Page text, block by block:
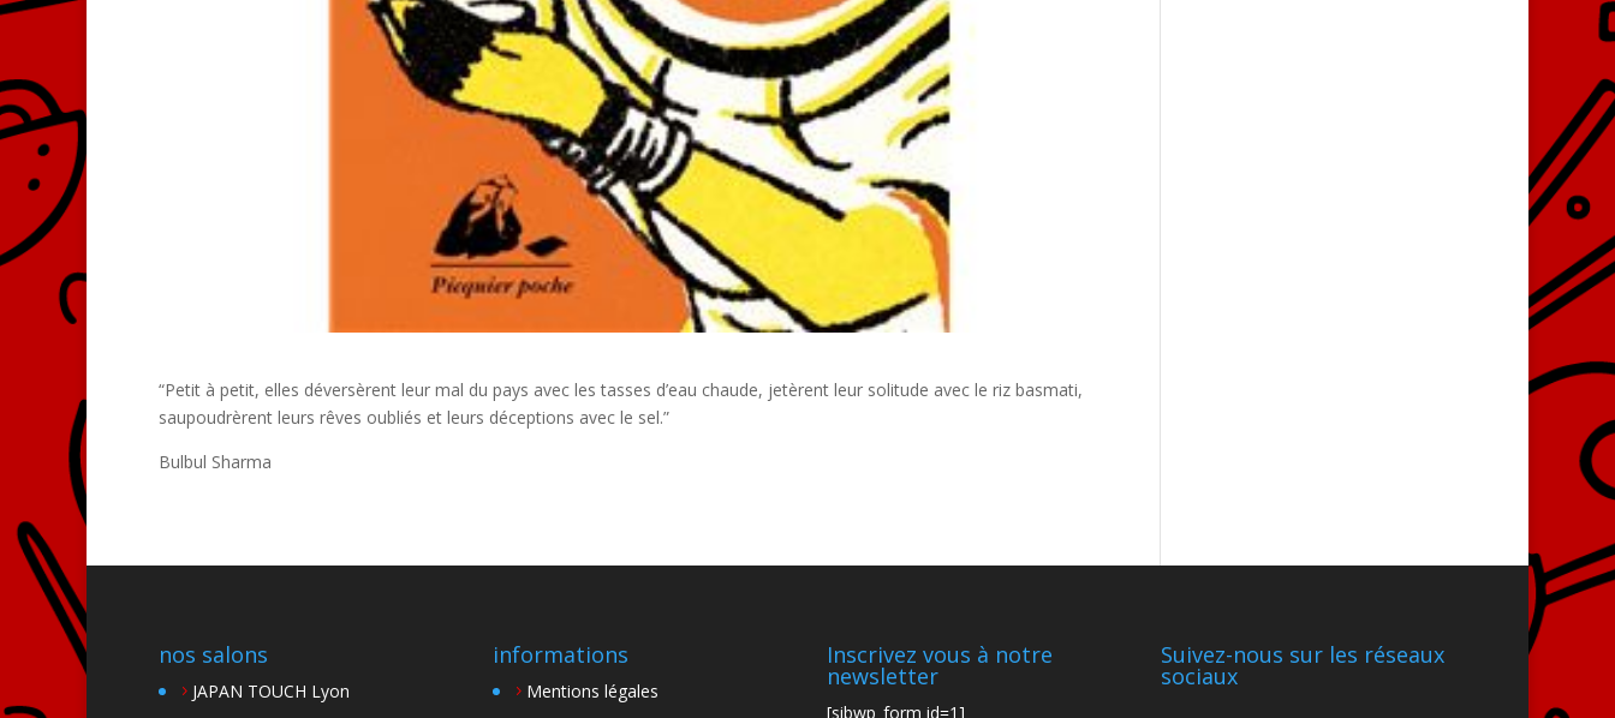
“Petit à petit, elles déversèrent leur mal du pays avec les tasses d’eau chaude, jetèrent leur solitude avec le riz basmati,
saupoudrèrent leurs rêves oubliés et leurs déceptions avec le sel.”
Bulbul Sharma
nos salons
JAPAN TOUCH Lyon
informations
Mentions légales
Inscrivez vous à notre
newsletter
[sibwp_form id=1]
Suivez-nous sur les réseaux
sociaux